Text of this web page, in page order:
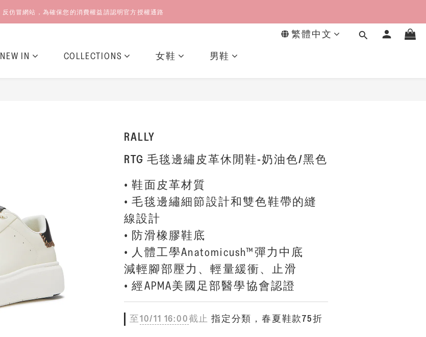
反仿冒網站，為確保您的消費權益請認明官方授權通路
繁體中文
NEW IN COLLECTIONS 女鞋 男鞋
RALLY
RTG 毛毯邊繡皮革休閒鞋-奶油色/黑色
• 鞋面皮革材質
• 毛毯邊繡細節設計和雙色鞋帶的縫
線設計
• 防滑橡膠鞋底
• 人體工學Anatomicush™彈力中底
減輕腳部壓力、輕量緩衝、止滑
• 經APMA美國足部醫學協會認證
至10/11 16:00截止 指定分類，春夏鞋款75折